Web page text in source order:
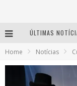
ÚLTIMAS
Home Notícias